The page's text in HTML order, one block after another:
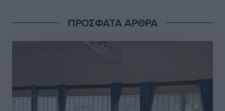
15 Αυγούστου 2026: Πώς θα πληρωθούν όσοι
Πλούσιο πολιτιστικό πρόγραμμα τον Αύγουστο από
ΠΡΟΣΦΑΤΑ ΑΡΘΡΑ